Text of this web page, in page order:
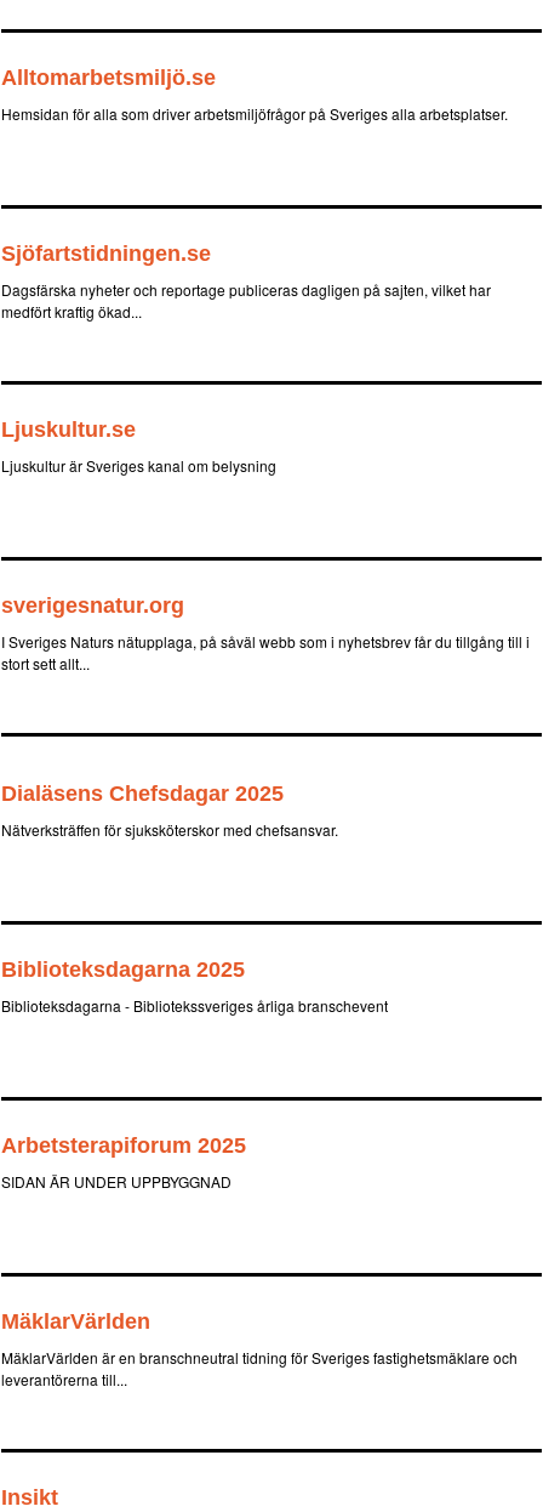
Alltomarbetsmiljö.se
Hemsidan för alla som driver arbetsmiljöfrågor på Sveriges alla arbetsplatser.
Sjöfartstidningen.se
Dagsfärska nyheter och reportage publiceras dagligen på sajten, vilket har
medfört kraftig ökad...
Ljuskultur.se
Ljuskultur är Sveriges kanal om belysning
sverigesnatur.org
I Sveriges Naturs nätupplaga, på såväl webb som i nyhetsbrev får du tillgång till i
stort sett allt...
Dialäsens Chefsdagar 2025
Nätverksträffen för sjuksköterskor med chefsansvar.
Biblioteksdagarna 2025
Biblioteksdagarna - Bibliotekssveriges årliga branschevent
Arbetsterapiforum 2025
SIDAN ÄR UNDER UPPBYGGNAD
MäklarVärlden
MäklarVärlden är en branschneutral tidning för Sveriges fastighetsmäklare och
leverantörerna till...
Insikt